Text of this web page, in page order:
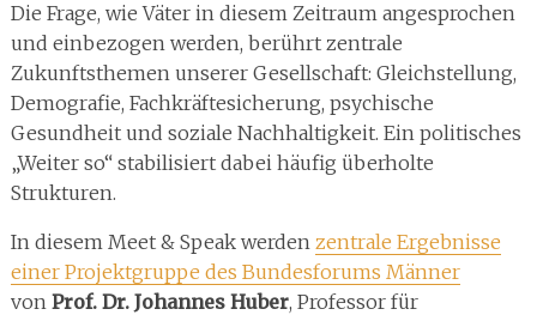
Die Frage, wie Väter in diesem Zeitraum angesprochen
und einbezogen werden, berührt zentrale
Zukunftsthemen unserer Gesellschaft: Gleichstellung,
Demografie, Fachkräftesicherung, psychische
Gesundheit und soziale Nachhaltigkeit. Ein politisches
„Weiter so“ stabilisiert dabei häufig überholte
Strukturen.
In diesem Meet & Speak werden zentrale Ergebnisse
einer Projektgruppe des Bundesforums Männer
vonProf. Dr. Johannes Huber, Professor für